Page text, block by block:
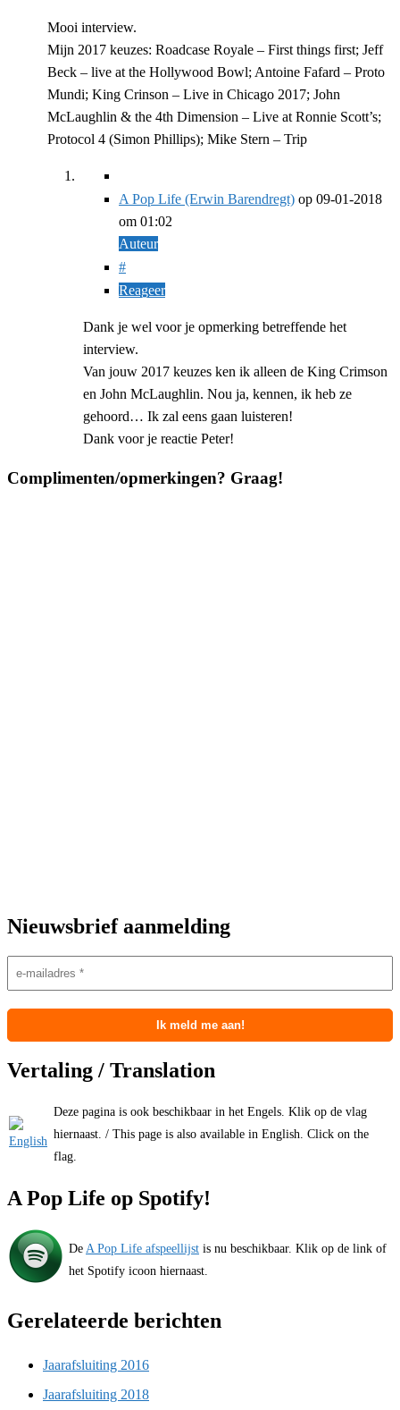
Mooi interview.
Mijn 2017 keuzes: Roadcase Royale – First things first; Jeff
Beck – live at the Hollywood Bowl; Antoine Fafard – Proto
Mundi; King Crinson – Live in Chicago 2017; John
McLaughlin & the 4th Dimension – Live at Ronnie Scott’s;
Protocol 4 (Simon Phillips); Mike Stern – Trip
A Pop Life (Erwin Barendregt) op 09-01-2018
om 01:02
Auteur
#
Reageer
Dank je wel voor je opmerking betreffende het
interview.
Van jouw 2017 keuzes ken ik alleen de King Crimson
en John McLaughlin. Nou ja, kennen, ik heb ze
gehoord… Ik zal eens gaan luisteren!
Dank voor je reactie Peter!
Complimenten/opmerkingen? Graag!
Nieuwsbrief aanmelding
Vertaling / Translation
Deze pagina is ook beschikbaar in het Engels. Klik op de vlag
hiernaast. / This page is also available in English. Click on the
flag.
A Pop Life op Spotify!
De A Pop Life afspeellijst is nu beschikbaar. Klik op de link of
het Spotify icoon hiernaast.
Gerelateerde berichten
Jaarafsluiting 2016
Jaarafsluiting 2018